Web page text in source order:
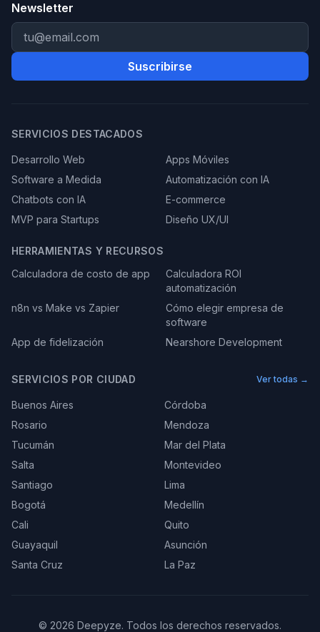
Newsletter
Suscribirse
SERVICIOS DESTACADOS
Desarrollo Web
Apps Móviles
Software a Medida
Automatización con IA
Chatbots con IA
E-commerce
MVP para Startups
Diseño UX/UI
HERRAMIENTAS Y RECURSOS
Calculadora de costo de app
Calculadora ROI
automatización
n8n vs Make vs Zapier
Cómo elegir empresa de
software
App de fidelización
Nearshore Development
SERVICIOS POR CIUDAD Ver todas →
Buenos Aires
Córdoba
Rosario
Mendoza
Tucumán
Mar del Plata
Salta
Montevideo
Santiago
Lima
Bogotá
Medellín
Cali
Quito
Guayaquil
Asunción
Santa Cruz
La Paz
© 2026 Deepyze. Todos los derechos reservados.